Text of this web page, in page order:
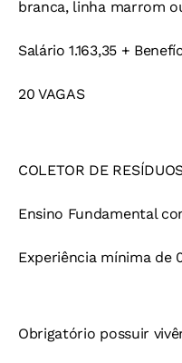
branca, linha marrom
Salário 1.163,35 +
20 VAGAS
COLETOR DE
Ensino Fundamental
Experiência mínima de
Obrigatório possuir